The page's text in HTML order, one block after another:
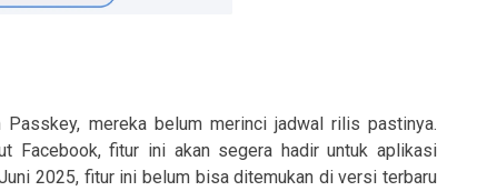
Passkey, mereka belum merinci jadwal rilis pastinya.
Facebook, fitur ini akan segera hadir untuk aplikasi
2025, fitur ini belum bisa ditemukan di versi terbaru